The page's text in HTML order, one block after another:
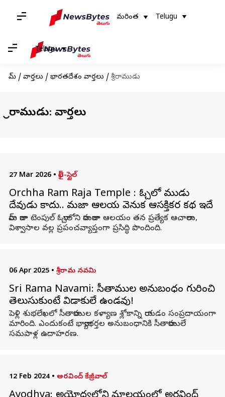
మరింత Telugu
Telugu
హోమ్ / వార్తలు / భారతదేశం వార్తలు / శ్రీరాముడు
శ్రీరాముడు: వార్తలు
27 Mar 2026 • లైఫ్-స్టైల్
Orchha Ram Raja Temple : ఓర్చాలో రాముడు
దేవుడు కాదు.. రామరాజా ఆలయ వెనుక ఆసక్తికర కథ ఇదే
రామ్ రాజా టెంపుల్ ఓర్చాలోని రామరాజా ఆలయం తన ప్రత్యేక ఆచారాలు,
విశ్వాసాల వల్ల ప్రపంచవ్యాప్తంగా ప్రసిద్ధి పొందింది.
06 Apr 2025 • శ్రీరామ నవమి
Sri Rama Navami: సీతారాముల అనుబంధం గురించి
తెలుసుకుంటే విడాకులే ఉండవు!
పెళ్లి శుభలేఖలో సీతారాముల కళ్యాణ శ్లోకాన్ని రాయడం సంప్రదాయంగా
మారింది. ఎందుకంటే భార్యాభర్తల అనుబంధానికి సీతారాములే
సమపాళ్ల ఉదాహరణ.
12 Feb 2024 • అరవింద్ కేజ్రీవాల్